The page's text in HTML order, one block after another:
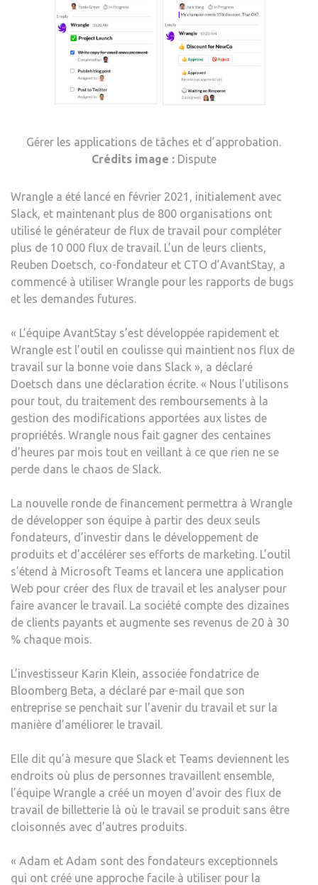
Gérer les applications de tâches et d’approbation.
Crédits image :Dispute
Wrangle a été lancé en février 2021, initialement avec
Slack, et maintenant plus de 800 organisations ont
utilisé le générateur de flux de travail pour compléter
plus de 10 000 flux de travail. L’un de leurs clients,
Reuben Doetsch, co-fondateur et CTO d’AvantStay, a
commencé à utiliser Wrangle pour les rapports de bugs
et les demandes futures.
« L’équipe AvantStay s’est développée rapidement et
Wrangle est l’outil en coulisse qui maintient nos flux de
travail sur la bonne voie dans Slack », a déclaré
Doetsch dans une déclaration écrite. « Nous l’utilisons
pour tout, du traitement des remboursements à la
gestion des modifications apportées aux listes de
propriétés. Wrangle nous fait gagner des centaines
d’heures par mois tout en veillant à ce que rien ne se
perde dans le chaos de Slack.
La nouvelle ronde de financement permettra à Wrangle
de développer son équipe à partir des deux seuls
fondateurs, d’investir dans le développement de
produits et d’accélérer ses efforts de marketing. L’outil
s’étend à Microsoft Teams et lancera une application
Web pour créer des flux de travail et les analyser pour
faire avancer le travail. La société compte des dizaines
de clients payants et augmente ses revenus de 20 à 30
% chaque mois.
L’investisseur Karin Klein, associée fondatrice de
Bloomberg Beta, a déclaré par e-mail que son
entreprise se penchait sur l’avenir du travail et sur la
manière d’améliorer le travail.
Elle dit qu’à mesure que Slack et Teams deviennent les
endroits où plus de personnes travaillent ensemble,
l’équipe Wrangle a créé un moyen d’avoir des flux de
travail de billetterie là où le travail se produit sans être
cloisonnés avec d’autres produits.
« Adam et Adam sont des fondateurs exceptionnels
qui ont créé une approche facile à utiliser pour la